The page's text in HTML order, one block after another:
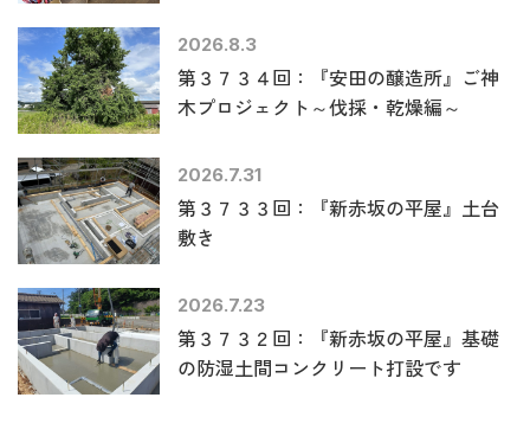
2026.8.3
第３７３４回：『安田の醸造所』ご神
木プロジェクト～伐採・乾燥編～
2026.7.31
第３７３３回：『新赤坂の平屋』土台
敷き
2026.7.23
第３７３２回：『新赤坂の平屋』基礎
の防湿土間コンクリート打設です